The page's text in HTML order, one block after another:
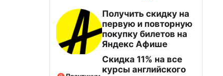
Получить скидку на
первую и повторную
покупку билетов на
Яндекс Афише
Скидка 11% на все
курсы английского